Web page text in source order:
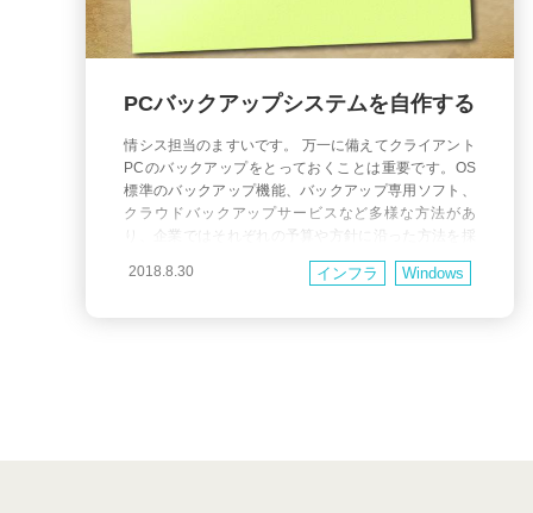
PCバックアップシステムを自作する
情シス担当のますいです。 万一に備えてクライアント
PCのバックアップをとっておくことは重要です。OS
標準のバックアップ機能、バックアップ専用ソフト、
クラウドバックアップサービスなど多様な方法があ
り、企業ではそれぞれの予算や方針に沿った方法を採
用していると思います。 自作の経緯 弊社では、1年
前まで「Windows Server Essenetialsエクスペリエン
2018.8.30 インフラ Windows